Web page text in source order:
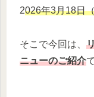
2026年3月18日
そこで今回は、
ニューのご紹介